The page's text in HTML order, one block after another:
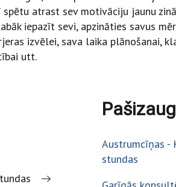
atrast sev motivāciju jaunu
iepazīt sevi, apzināties savus
izvēlei, sava laika plānošanai,
utt.
Austrumcīņas -
stundas